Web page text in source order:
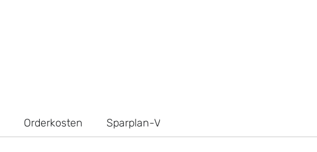
Orderkosten Sparplan-Vergleich